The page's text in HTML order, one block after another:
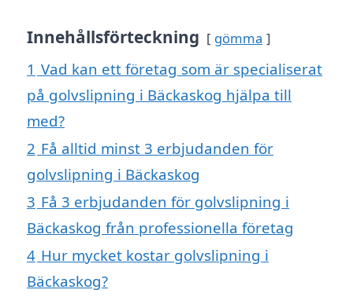
Innehållsförteckning gömma
1 Vad kan ett företag som är specialiserat
på golvslipning i Bäckaskog hjälpa till
med?
2 Få alltid minst 3 erbjudanden för
golvslipning i Bäckaskog
3 Få 3 erbjudanden för golvslipning i
Bäckaskog från professionella företag
4 Hur mycket kostar golvslipning i
Bäckaskog?